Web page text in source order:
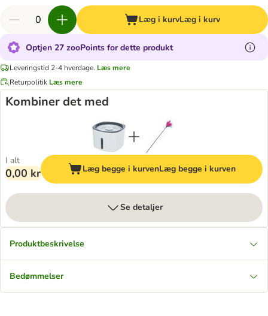
Læg i kurvLæg i kurv
Optjen 27 zooPoints for dette produkt
Leveringstid 2-4 hverdage. Læs mere
Returpolitik Læs mere
Kombiner det med
I alt
0,00 kr Læg begge i kurvenLæg begge i kurven
Se detaljer
Produktbeskrivelse
Bedømmelser